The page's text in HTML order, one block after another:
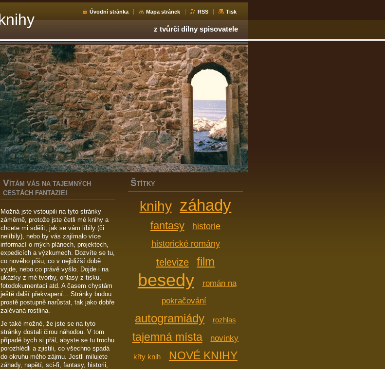
Úvodní stránka Mapa stránek RSS Tisk
z tvůrčí dílny spisovatele
V ÍTÁM VÁS NA TAJEMNÝCH
CESTÁCH FANTAZIE!
Možná jste vstoupili na tyto stránky
záměrně, protože jste četli mé knihy a
chcete mi sdělit, jak se vám líbily (či
nelíbily), nebo by vás zajímalo více
informací o mých plánech, projektech,
expedicích a výzkumech. Dozvíte se tu,
co nového píšu, co v nejbližší době
vyjde, nebo co právě vyšlo. Dojde i na
ukázky z mé tvorby, ohlasy z tisku,
fotodokumentaci atd. A časem chystám
ještě další překvapení... Stránky budou
prostě postupně narůstat, tak jako dobře
zalévaná rostlina.
Je také možné, že jste se na tyto
stránky dostali čirou náhodou. V tom
případě bych si přál, abyste se tu trochu
porozhlédli a zjistili, co všechno spadá
do okruhu mého zájmu. Jestli milujete
záhady, napětí, sci-fi, fantasy, historii,
ŠTÍTKY
knihy záhady
fantasy
historie
historické romány
televize film
besedy
román na
pokračování
autogramiády rozhlas
tajemná místa novinky
křty knih NOVÉ KNIHY